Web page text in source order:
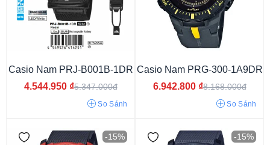
Casio Nam PRJ-B001B-1DR
4.544.950 ₫5.347.000đ
So Sánh
Casio Nam PRG-300-1A9DR
6.942.800 ₫8.168.000đ
So Sánh
-15% -15%